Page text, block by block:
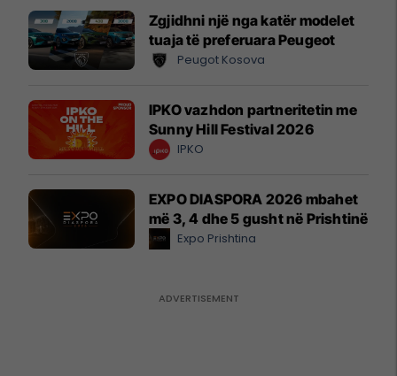
Zgjidhni një nga katër modelet
tuaja të preferuara Peugeot
Peugot Kosova
IPKO vazhdon partneritetin me
Sunny Hill Festival 2026
IPKO
EXPO DIASPORA 2026 mbahet
më 3, 4 dhe 5 gusht në Prishtinë
Expo Prishtina